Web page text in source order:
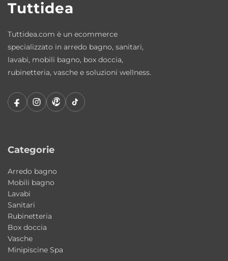
trattamento grazie alla seduta integrata e
un’immersione confortevole.
Qualità Made in Italy
Come tutti i prodotti Colacril, Norda nasce
specializzata nella realizzazione di soluzioni
materiali e la cura delle finiture rendono
questa vasca una soluzione affidabile e
durevole nel tempo, ideale per utilizzi
professionali e residenziali.
Caratteristiche principali
• Sistema di refrigerazione integrato
• Temperatura minima raggiungibile: 4°C
Tuttidea
Tuttidea.com è un ecommerce
specializzato in arredo bagno, sanitari,
lavabi, mobili bagno, box doccia,
rubinetteria, vasche e soluzioni wellness.
Categorie
Arredo bagno
Mobili bagno
Lavabi
Sanitari
Rubinetteria
Box doccia
Vasche
Minipiscine Spa